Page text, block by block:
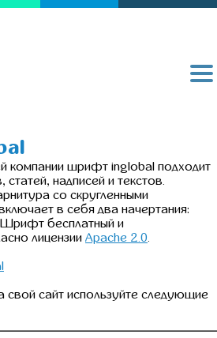
компании шрифт inglobal подходит
надписей и текстов.
со скругленными
в себя два начертания:
бесплатный и
лицензии Apache 2.0
свой сайт используйте следующие